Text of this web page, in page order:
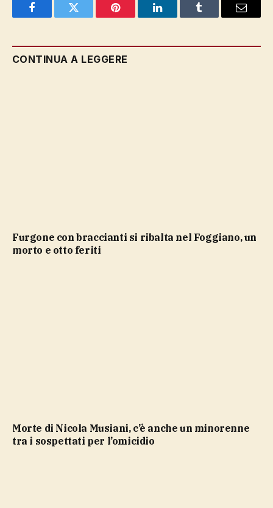
FacebookTwitter Pinterest LinkedInTumblr Email
CONTINUA A LEGGERE
Furgone con braccianti si ribalta nel Foggiano, un
morto e otto feriti
Morte di Nicola Musiani, c’è anche un minorenne
tra i sospettati per l’omicidio